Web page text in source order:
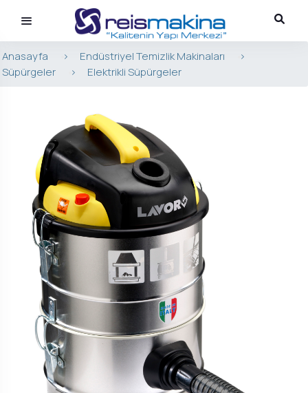
Anasayfa > Endüstriyel Temizlik Makinaları
>
Süpürgeler
> Elektrikli Süpürgeler